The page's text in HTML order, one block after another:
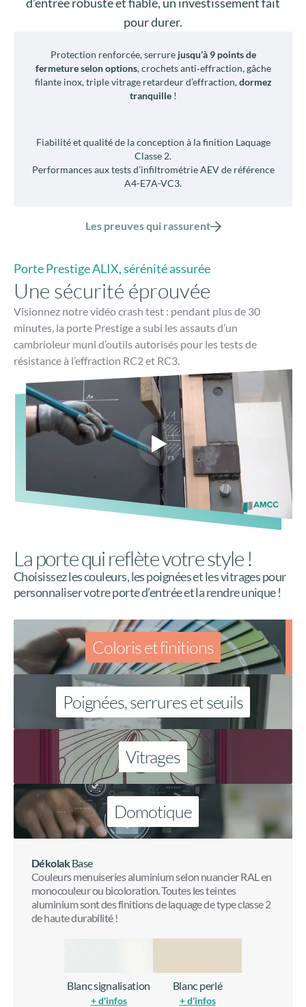
pour durer.
Protection renforcée, serrure jusqu’à 9 points de
fermeture selon options, crochets anti‑effraction, gâche
filante inox, triple vitrage retardeur d’effraction,dormez
tranquille!
Fiabilité et qualité de la conception à la finition Laquage
Classe 2.
Performances aux tests d’infiltrométrie AEV de référence
A4-E7A-VC3.
Les preuves qui rassurent
Porte Prestige ALIX, sérénité assurée
Une sécurité éprouvée
Visionnez notre vidéo crash test : pendant plus de 30
minutes, la porte Prestige a subi les assauts d’un
cambrioleur muni d’outils autorisés pour les tests de
résistance à l’effraction RC2 et RC3.
La porte qui reflète votre style !
Choisissez les couleurs, les poignées et les vitrages pour
personnaliser votre porte d’entrée et la rendre unique !
Coloris et finitions
Poignées, serrures et seuils
Vitrages
Domotique
DékolakBase
Couleurs menuiseries aluminium selon nuancier RAL en
monocouleur ou bicoloration. Toutes les teintes
aluminium sont des finitions de laquage de type classe 2
de haute durabilité !
Blanc signalisation
+ d'infos
Blanc perlé
+ d'infos